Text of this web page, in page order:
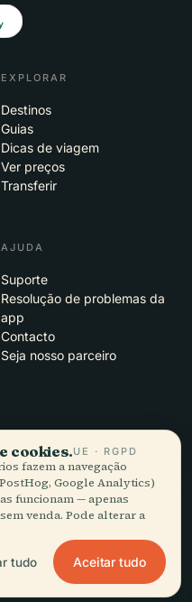
EXPLORAR
Destinos
Guias
Dicas de viagem
Ver preços
Transferir
AJUDA
Suporte
Resolução de problemas da
app
Contacto
Seja nosso parceiro
na estrada e nas nuvens
· PT · JA · ZH · HI · RU · CS · AR
cookies.UE · RGPD
fazem a navegação
Google Analytics)
funcionam — apenas
venda. Pode alterar a
tudo Aceitar tudo